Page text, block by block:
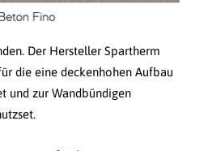
Der Hersteller Spartherm
die eine deckenhohen Aufbau
und zur Wandbündigen